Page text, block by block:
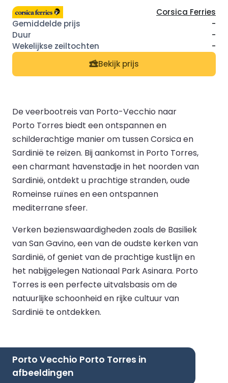
Corsica Ferries
-
-
-
Bekijk prijs
De veerbootreis van Porto-Vecchio naar
Porto Torres biedt een ontspannen en
schilderachtige manier om tussen Corsica en
Sardinië te reizen. Bij aankomst in Porto Torres,
een charmant havenstadje in het noorden van
Sardinië, ontdekt u prachtige stranden, oude
Romeinse ruïnes en een ontspannen
mediterrane sfeer.
Verken bezienswaardigheden zoals de Basiliek
van San Gavino, een van de oudste kerken van
Sardinië, of geniet van de prachtige kustlijn en
het nabijgelegen Nationaal Park Asinara. Porto
Torres is een perfecte uitvalsbasis om de
natuurlijke schoonheid en rijke cultuur van
Sardinië te ontdekken.
Porto Vecchio Porto Torres in
afbeeldingen